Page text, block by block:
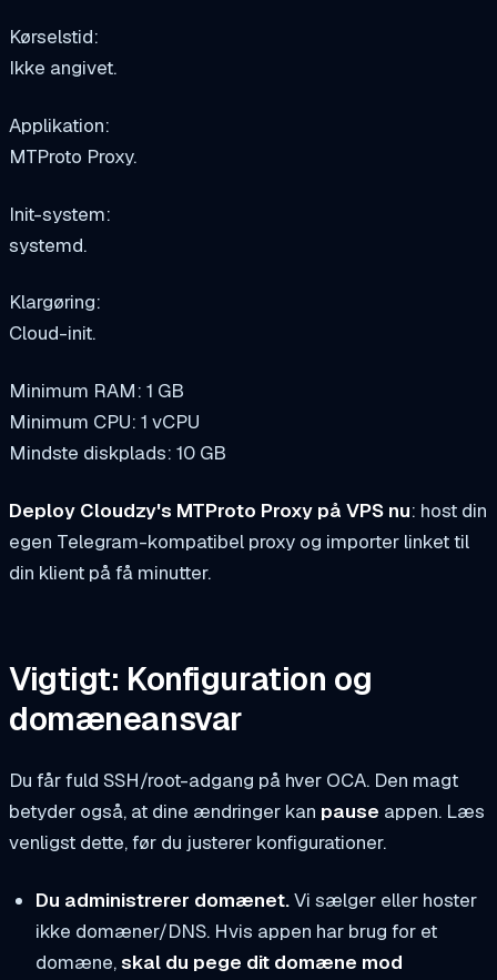
Kørselstid:
Ikke angivet.
Applikation:
MTProto Proxy.
Init-system:
systemd.
Klargøring:
Cloud-init.
Minimum RAM: 1 GB
Minimum CPU: 1 vCPU
Mindste diskplads: 10 GB
Deploy Cloudzy's MTProto Proxy på VPS nu: host din
egen Telegram-kompatibel proxy og importer linket til
din klient på få minutter.
Vigtigt: Konfiguration og
domæneansvar
Du får fuld SSH/root-adgang på hver OCA. Den magt
betyder også, at dine ændringer kan pause appen. Læs
venligst dette, før du justerer konfigurationer.
Du administrerer domænet.Vi sælger eller hoster
ikke domæner/DNS. Hvis appen har brug for et
domæne,skal du pege dit domæne mod